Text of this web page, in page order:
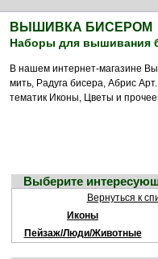
ВЫШИВКА БИСЕРОМ
Наборы для вышивания
В нашем интернет-магазине
мить, Радуга бисера, Абрис
тематик Иконы, Цветы и
Выберите
Вернуться к
Иконы
Пейзаж/Люди/Животные